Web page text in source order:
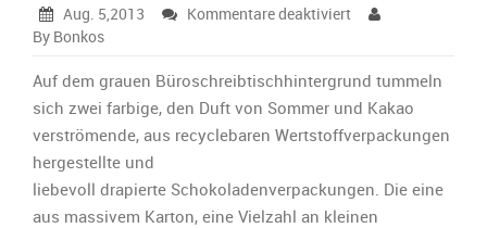
Aug. 5,2013 Kommentare deaktiviertfür
zu
„Schogetten
essen
Milka
By Bonkos
Auf dem grauen Büroschreibtischhintergrund tummeln
sich zwei farbige, den Duft von Sommer und Kakao
verströmende, aus recyclebaren Wertstoffverpackungen
hergestellte und
liebevoll drapierte Schokoladenverpackungen. Die eine
aus massivem Karton, eine Vielzahl an kleinen